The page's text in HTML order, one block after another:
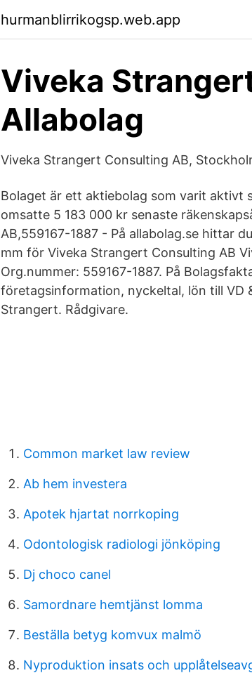
hurmanblirrikogsp.web.app
Viveka
Allabolag
Viveka Strangert Consulting AB,
Bolaget är ett aktiebolag som varit aktivt
omsatte 5 183 000 kr senaste
AB,559167-1887 - På allabolag.se hittar
mm för Viveka Strangert Consulting AB
Org.nummer: 559167-1887. På
företagsinformation, nyckeltal, lön till VD
Strangert. Rådgivare.
Common market law review
Ab hem investera
Apotek hjartat norrkoping
Odontologisk radiologi jönköping
Dj choco canel
Samordnare hemtjänst lomma
Beställa betyg komvux malmö
Nyproduktion insats och